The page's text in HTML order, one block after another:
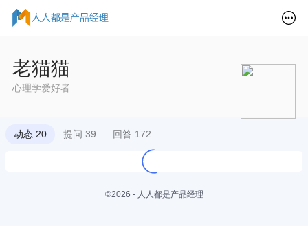
老猫猫
心理学爱好者
动态 20 提问 39 回答 172
©2026 - 人人都是产品经理